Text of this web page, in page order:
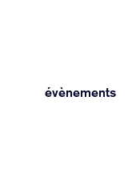
évènements